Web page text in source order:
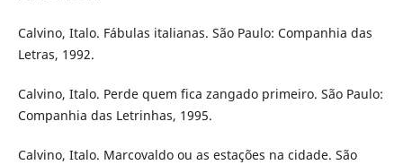
Calvino, Italo. Fábulas italianas. São Paulo: Companhia das
Letras, 1992.
Calvino, Italo. Perde quem fica zangado primeiro. São Paulo:
Companhia das Letrinhas, 1995.
Calvino, Italo. Marcovaldo ou as estações na cidade. São